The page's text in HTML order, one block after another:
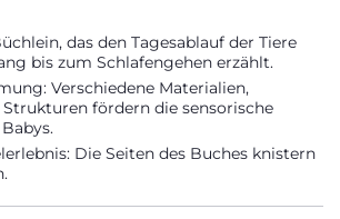
das den Tagesablauf der Tiere
bis zum Schlafengehen erzählt.
Verschiedene Materialien,
fördern die sensorische
Die Seiten des Buches knistern